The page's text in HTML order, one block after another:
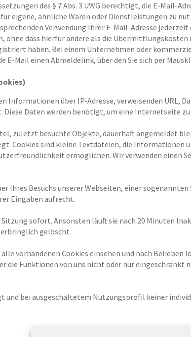
des § 7 Abs. 3 UWG berechtigt, die E-Mail-
eigene, ähnliche Waren oder Dienstleistungen zu
Verwendung Ihrer E-Mail-Adresse
ohne dass hierfür andere als die
haben. Bei einem Unternehmen oder
E-Mail einen Abmeldelink, über den Sie sich per
Informationen über IP-Adresse, verweisenden URL,
Diese Daten werden benötigt, um eine Internetseite
zuletzt besuchte Objekte, dauerhaft angemeldet
Cookies sind kleine Textdateien, die Informationen
ermöglichen. Wir verwenden einen
Ihres Besuchs unserer Webseiten, einer
Eingaben aufrecht.
sofort. Ansonsten läuft sie nach 20 Minuten
gelöscht.
vorhandenen Cookies einsehen und nach Belieben
die Funktionen von uns nicht oder nur
und bei ausgeschaltetem Nutzungsprofil keiner